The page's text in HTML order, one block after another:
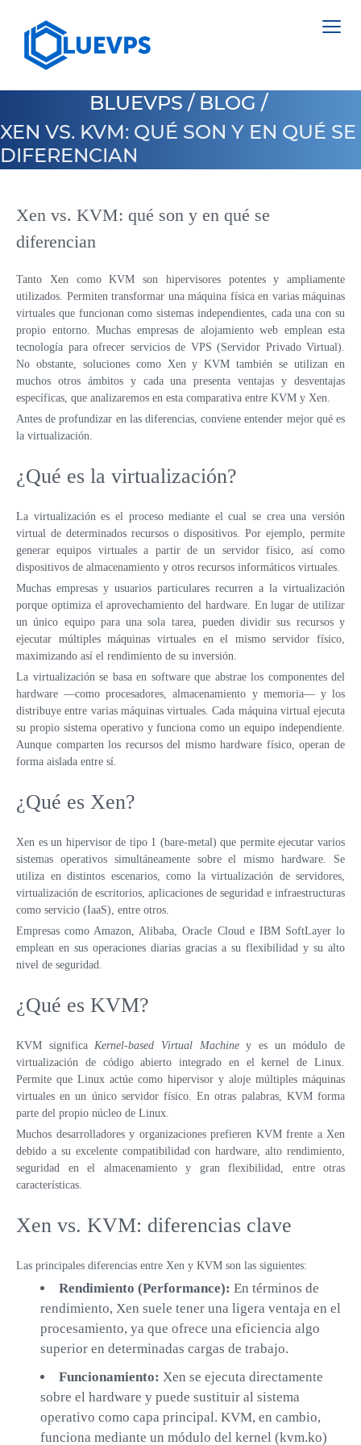
VPS INGLATERRA
VPS SUECIA
VPS HONG KONG
VPS CHIPRE
VPS ESTADOS UNIDOS >
VPS LOS ÁNGELES
VPS ATLANTA
VPS CANADÁ
VPS POLONIA
VPS ALEMANIA >
FRÁNCFORT VPS
DÜSSELDORF VPS
VPS ESTONIA
VPS AUSTRALIA
VPS SINGAPUR
VPS ITALIA
VPS ESPAÑA
VPS ISRAEL
SERVIDORES DEDICADOS >
NETHERLANDS
POLAND
ESTONIA
CYPRUS
SWEDEN
VPS DE 10 GBPS
VPS DE ALTA CARGA
ES
BLUEVPS / BLOG /
XEN VS. KVM: QUÉ SON Y EN QUÉ SE
DIFERENCIAN
Xen vs. KVM: qué son y en qué se
diferencian
Tanto Xen como KVM son hipervisores potentes y ampliamente
utilizados. Permiten transformar una máquina física en varias máquinas
virtuales que funcionan como sistemas independientes, cada una con su
propio entorno. Muchas empresas de alojamiento web emplean esta
tecnología para ofrecer servicios de VPS (Servidor Privado Virtual).
No obstante, soluciones como Xen y KVM también se utilizan en
muchos otros ámbitos y cada una presenta ventajas y desventajas
específicas, que analizaremos en esta comparativa entre KVM y Xen.
Antes de profundizar en las diferencias, conviene entender mejor qué es
la virtualización.
¿Qué es la virtualización?
La virtualización es el proceso mediante el cual se crea una versión
virtual de determinados recursos o dispositivos. Por ejemplo, permite
generar equipos virtuales a partir de un servidor físico, así como
dispositivos de almacenamiento y otros recursos informáticos virtuales.
Muchas empresas y usuarios particulares recurren a la virtualización
porque optimiza el aprovechamiento del hardware. En lugar de utilizar
un único equipo para una sola tarea, pueden dividir sus recursos y
ejecutar múltiples máquinas virtuales en el mismo servidor físico,
maximizando así el rendimiento de su inversión.
La virtualización se basa en software que abstrae los componentes del
hardware —como procesadores, almacenamiento y memoria— y los
distribuye entre varias máquinas virtuales. Cada máquina virtual ejecuta
su propio sistema operativo y funciona como un equipo independiente.
Aunque comparten los recursos del mismo hardware físico, operan de
forma aislada entre sí.
¿Qué es Xen?
Xen es un hipervisor de tipo 1 (bare-metal) que permite ejecutar varios
sistemas operativos simultáneamente sobre el mismo hardware. Se
utiliza en distintos escenarios, como la virtualización de servidores,
virtualización de escritorios, aplicaciones de seguridad e infraestructuras
como servicio (IaaS), entre otros.
Empresas como Amazon, Alibaba, Oracle Cloud e IBM SoftLayer lo
emplean en sus operaciones diarias gracias a su flexibilidad y su alto
nivel de seguridad.
¿Qué es KVM?
KVM significaKernel-based Virtual Machiney es un módulo de
virtualización de código abierto integrado en el kernel de Linux.
Permite que Linux actúe como hipervisor y aloje múltiples máquinas
virtuales en un único servidor físico. En otras palabras, KVM forma
parte del propio núcleo de Linux.
Muchos desarrolladores y organizaciones prefieren KVM frente a Xen
debido a su excelente compatibilidad con hardware, alto rendimiento,
seguridad en el almacenamiento y gran flexibilidad, entre otras
características.
Xen vs. KVM: diferencias clave
Las principales diferencias entre Xen y KVM son las siguientes:
Rendimiento (Performance): En términos de
rendimiento, Xen suele tener una ligera ventaja en el
procesamiento, ya que ofrece una eficiencia algo
superior en determinadas cargas de trabajo.
Funcionamiento: Xen se ejecuta directamente
sobre el hardware y puede sustituir al sistema
operativo como capa principal. KVM, en cambio,
funciona mediante un módulo del kernel (kvm.ko)